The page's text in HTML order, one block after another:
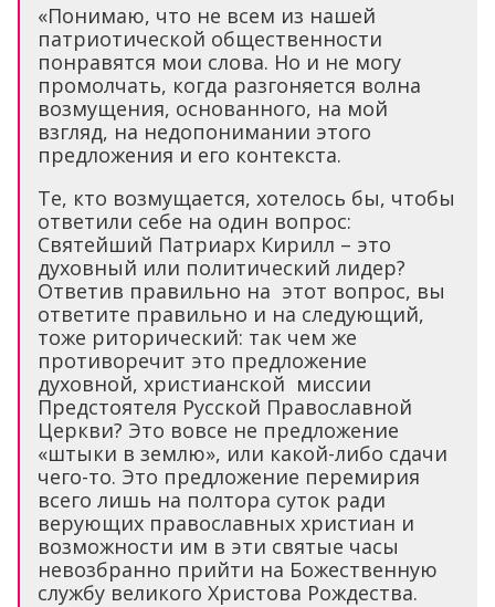
«Понимаю, что не всем из нашей
патриотической общественности
понравятся мои слова. Но и не могу
промолчать, когда разгоняется волна
возмущения, основанного, на мой
взгляд, на недопонимании этого
предложения и его контекста.
Те, кто возмущается, хотелось бы, чтобы
ответили себе на один вопрос:
Святейший Патриарх Кирилл – это
духовный или политический лидер?
Ответив правильно на этот вопрос, вы
ответите правильно и на следующий,
тоже риторический: так чем же
противоречит это предложение
духовной, христианской миссии
Предстоятеля Русской Православной
Церкви? Это вовсе не предложение
«штыки в землю», или какой-либо сдачи
чего-то. Это предложение перемирия
всего лишь на полтора суток ради
верующих православных христиан и
возможности им в эти святые часы
невозбранно прийти на Божественную
службу великого Христова Рождества.